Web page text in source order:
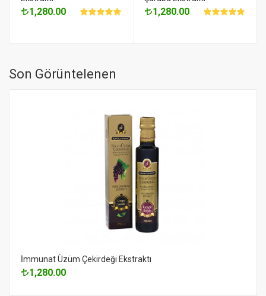
1,280.00 1,280.00
Son Görüntelenen
İmmunat Üzüm Çekirdeği Ekstraktı
1,280.00